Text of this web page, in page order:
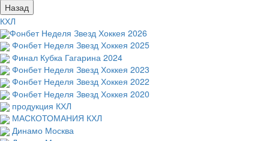
Назад
КХЛ
Фонбет Неделя Звезд Хоккея 2026
Фонбет Неделя Звезд Хоккея 2025
Финал Кубка Гагарина 2024
Фонбет Неделя Звезд Хоккея 2023
Фонбет Неделя Звезд Хоккея 2022
Фонбет Неделя Звезд Хоккея 2020
продукция КХЛ
МАСКОТОМАНИЯ КХЛ
Динамо Москва